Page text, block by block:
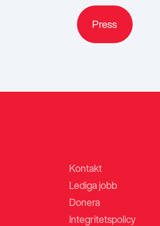
Press
Kontakt
Lediga jobb
Donera
Integritetspolicy